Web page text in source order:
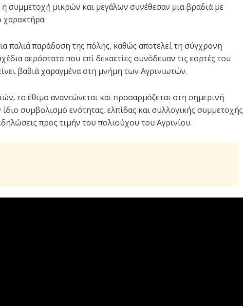
συμμετοχή μικρών και μεγάλων συνέθεσαν μια βραδιά με
χαρακτήρα.
παλιά παράδοση της πόλης, καθώς αποτελεί τη σύγχρονη
αερόστατα που επί δεκαετίες συνόδευαν τις εορτές του
βαθιά χαραγμένα στη μνήμη των Αγρινιωτών.
το έθιμο ανανεώνεται και προσαρμόζεται στη σημερινή
συμβολισμό ενότητας, ελπίδας και συλλογικής συμμετοχής
προς τιμήν του πολιούχου του Αγρινίου.